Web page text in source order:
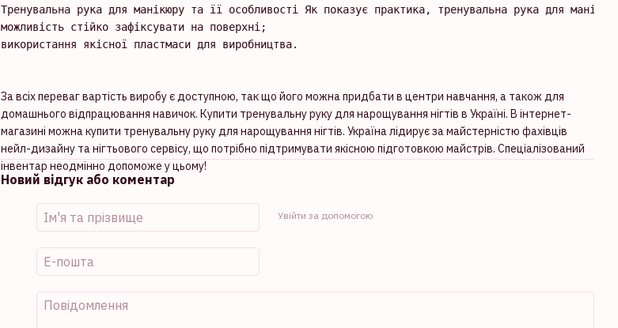
Тренувальна рука для манікюру та її особливості Як показує практика, тренувальна рука для
можливість стійко зафіксувати на поверхні;
використання якісної пластмаси для виробництва.
За всіх переваг вартість виробу є доступною, так що його можна придбати в центри навчання, а також для
домашнього відпрацювання навичок. Купити тренувальну руку для нарощування нігтів в Україні. В інтернет-
магазині можна купити тренувальну руку для нарощування нігтів. Україна лідирує за майстерністю фахівців
нейл-дизайну та нігтьового сервісу, що потрібно підтримувати якісною підготовкою майстрів. Спеціалізований
інвентар неодмінно допоможе у цьому!
Новий відгук або коментар
Увійти за допомогою